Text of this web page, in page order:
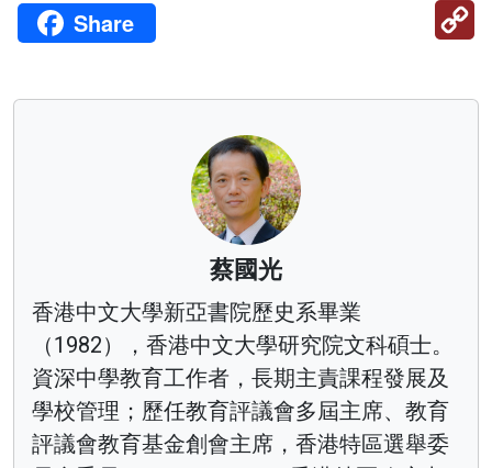
Share
蔡國光
香港中文大學新亞書院歷史系畢業
（1982），香港中文大學研究院文科碩士。
資深中學教育工作者，長期主責課程發展及
學校管理；歷任教育評議會多屆主席、教育
評議會教育基金創會主席，香港特區選舉委